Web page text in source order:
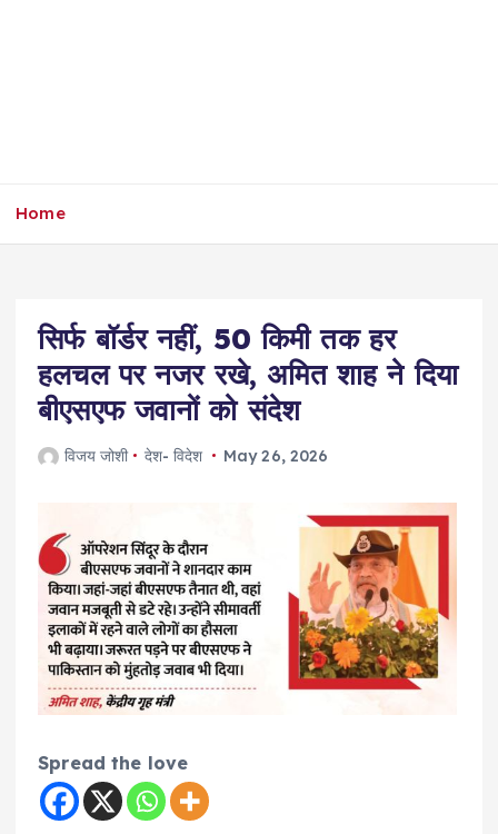
Home
सिर्फ बॉर्डर नहीं, 50 किमी तक हर
हलचल पर नजर रखे, अमित शाह ने दिया
बीएसएफ जवानों को संदेश
विजय जोशी देश- विदेश May 26, 2026
Spread the love